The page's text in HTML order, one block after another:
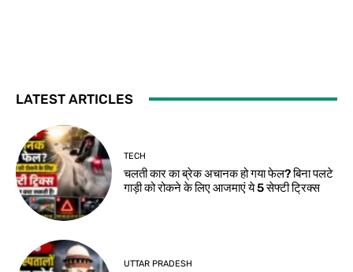
LATEST ARTICLES
TECH
चलती कार का ब्रेक अचानक हो गया फेल? बिना पलटे
गाड़ी को रोकने के लिए आजमाएं ये 5 सेफ्टी ट्रिक्स
UTTAR PRADESH